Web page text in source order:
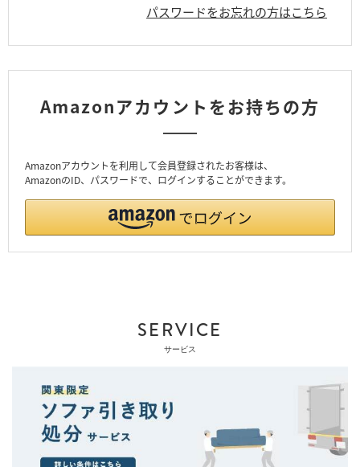
パスワードをお忘れの方はこちら
Amazonアカウントをお持ちの方
Amazonアカウントを利用して会員登録されたお客様は、
AmazonのID、パスワードで、ログインすることができます。
SERVICE
サービス